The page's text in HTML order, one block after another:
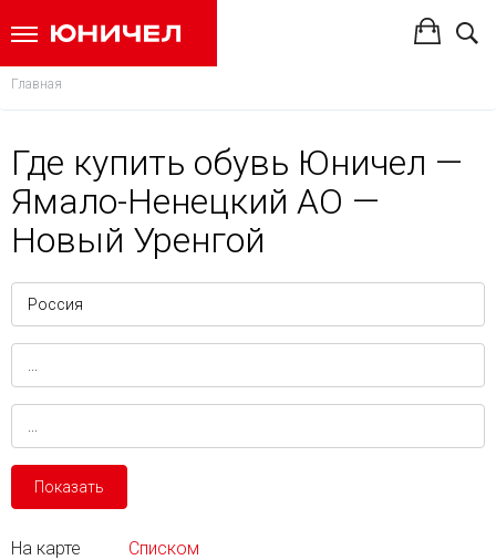
Главная
Где купить обувь Юничел —
Ямало-Ненецкий АО —
Новый Уренгой
Показать
На карте Списком